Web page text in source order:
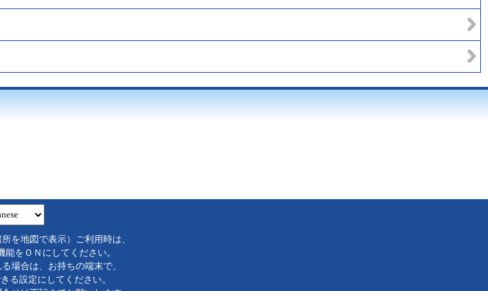
を地図で表示）ご利用時は、
をＯＮにしてください。
場合は、お持ちの端末で、
る設定にしてください。